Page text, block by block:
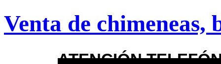
Venta de chimeneas,
ATENCIÓN
About Guides FAQs
Layout